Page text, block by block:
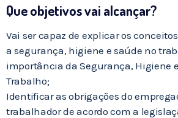
Que objetivos vai alcançar?
Vai ser capaz de explicar os
a segurança, higiene e saúde no
importância da Segurança, Higiene
Trabalho;
Identificar as obrigações do
trabalhador de acordo com a